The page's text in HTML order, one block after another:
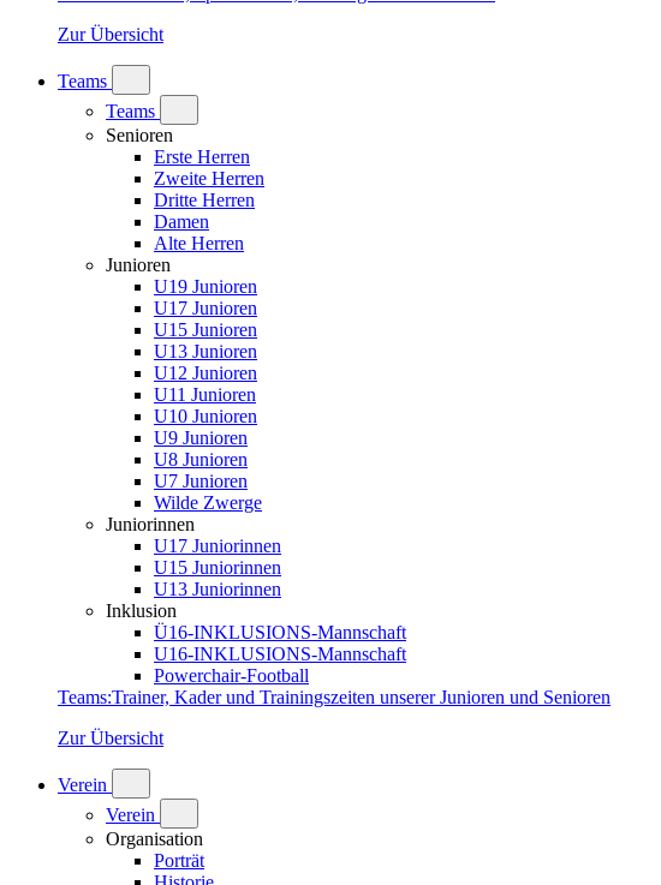
Zur Übersicht
Teams
Teams
Senioren
Erste Herren
Zweite Herren
Dritte Herren
Damen
Alte Herren
Junioren
U19 Junioren
U17 Junioren
U15 Junioren
U13 Junioren
U12 Junioren
U11 Junioren
U10 Junioren
U9 Junioren
U8 Junioren
U7 Junioren
Wilde Zwerge
Juniorinnen
U17 Juniorinnen
U15 Juniorinnen
U13 Juniorinnen
Inklusion
Ü16-INKLUSIONS-Mannschaft
U16-INKLUSIONS-Mannschaft
Powerchair-Football
Teams:Trainer, Kader und Trainingszeiten unserer Junioren und Senioren
Zur Übersicht
Verein
Verein
Organisation
Porträt